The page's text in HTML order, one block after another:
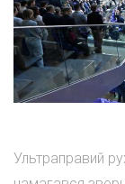
Ультраправий